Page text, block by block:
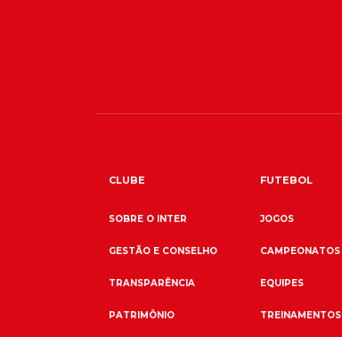
CLUBE
SOBRE O INTER
GESTÃO E CONSELHO
TRANSPARÊNCIA
PATRIMÔNIO
FUTEBOL
JOGOS
CAMPEONATOS
EQUIPES
TREINAMENTOS